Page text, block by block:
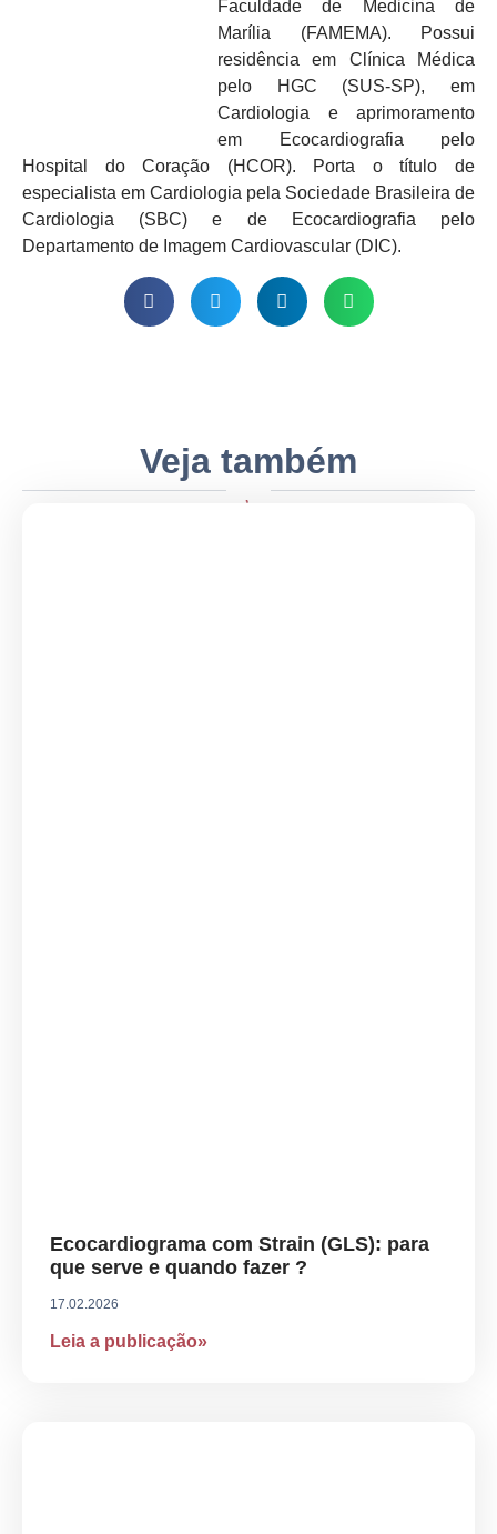
Faculdade de Medicina de
Marília (FAMEMA). Possui
residência em Clínica Médica
pelo HGC (SUS-SP), em
Cardiologia e aprimoramento
em Ecocardiografia pelo
Hospital do Coração (HCOR). Porta o título de
especialista em Cardiologia pela Sociedade Brasileira de
Cardiologia (SBC) e de Ecocardiografia pelo
Departamento de Imagem Cardiovascular (DIC).
Veja também
Ecocardiograma com Strain (GLS): para
que serve e quando fazer ?
17.02.2026
Leia a publicação»